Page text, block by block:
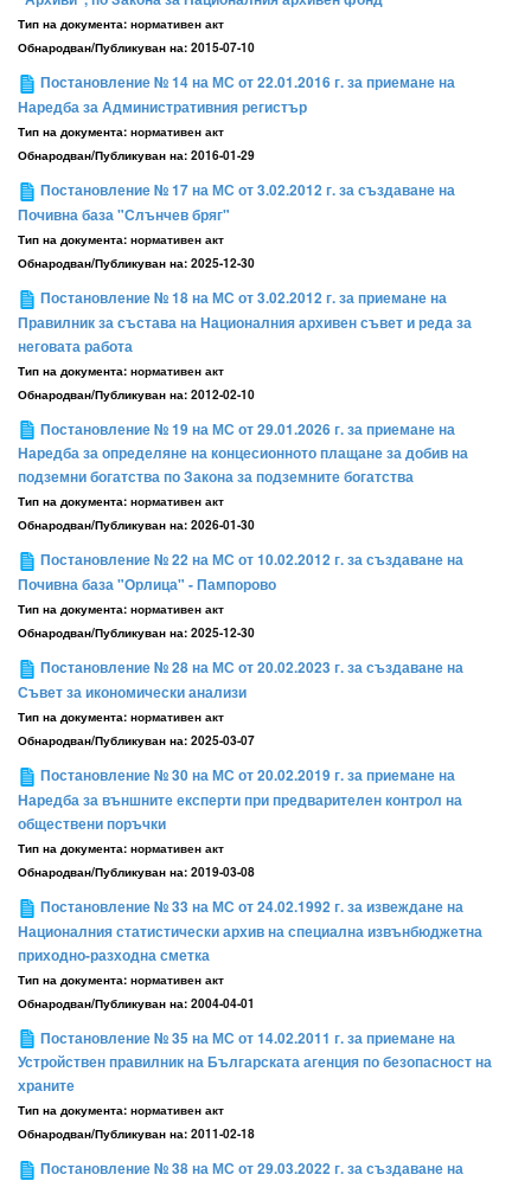
Тип на документа: нормативен акт
Обнародван/Публикуван на: 2015-07-10
Постановление № 14 на МС от 22.01.2016 г. за приемане на
Наредба за Административния регистър
Тип на документа: нормативен акт
Обнародван/Публикуван на: 2016-01-29
Постановление № 17 на МС от 3.02.2012 г. за създаване на
Почивна база "Слънчев бряг"
Тип на документа: нормативен акт
Обнародван/Публикуван на: 2025-12-30
Постановление № 18 на МС от 3.02.2012 г. за приемане на
Правилник за състава на Националния архивен съвет и реда за
неговата работа
Тип на документа: нормативен акт
Обнародван/Публикуван на: 2012-02-10
Постановление № 19 на МС от 29.01.2026 г. за приемане на
Наредба за определяне на концесионното плащане за добив на
подземни богатства по Закона за подземните богатства
Тип на документа: нормативен акт
Обнародван/Публикуван на: 2026-01-30
Постановление № 22 на МС от 10.02.2012 г. за създаване на
Почивна база "Орлица" - Пампорово
Тип на документа: нормативен акт
Обнародван/Публикуван на: 2025-12-30
Постановление № 28 на МС от 20.02.2023 г. за създаване на
Съвет за икономически анализи
Тип на документа: нормативен акт
Обнародван/Публикуван на: 2025-03-07
Постановление № 30 на МС от 20.02.2019 г. за приемане на
Наредба за външните експерти при предварителен контрол на
обществени поръчки
Тип на документа: нормативен акт
Обнародван/Публикуван на: 2019-03-08
Постановление № 33 на МС от 24.02.1992 г. за извеждане на
Националния статистически архив на специална извънбюджетна
приходно-разходна сметка
Тип на документа: нормативен акт
Обнародван/Публикуван на: 2004-04-01
Постановление № 35 на МС от 14.02.2011 г. за приемане на
Устройствен правилник на Българската агенция по безопасност на
храните
Тип на документа: нормативен акт
Обнародван/Публикуван на: 2011-02-18
Постановление № 38 на МС от 29.03.2022 г. за създаване на